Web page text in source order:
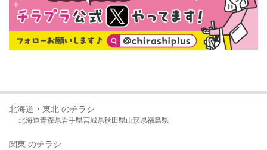
北海道・東北 のチラシ
北海道青森県岩手県宮城県秋田県山形県福島県
関東 のチラシ